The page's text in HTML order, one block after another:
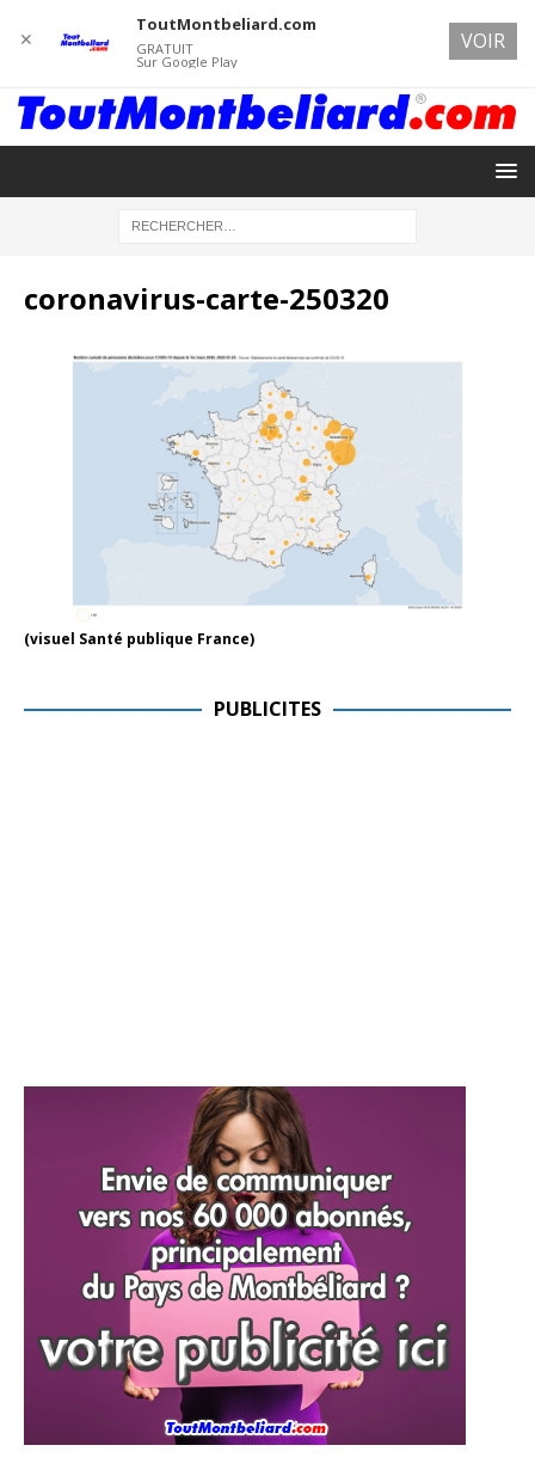
coronavirus-carte-250320
(visuel Santé publique France)
PUBLICITES
✕
ToutMontbeliard.com
GRATUIT
Sur Google Play
VOIR